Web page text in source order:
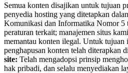
Semua konten disajikan untuk tujuan
penyedia hosting yang ditetapkan
Komunikasi dan Informatika Nomor 5
peraturan terkait; manajemen situs
memantau konten ilegal. Untuk tujuan
penghapusan konten telah diterapkan
site: Telah mengadopsi prinsip
hak pribadi, dan selalu menyediakan